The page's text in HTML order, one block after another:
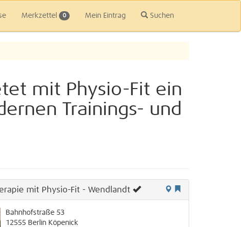
Merkzettel 0 Mein Eintrag Suchen
mit Physio-Fit ein
Trainings- und
mit Physio-Fit - Wendlandt
Bahnhofstraße 53
12555 Berlin Köpenick